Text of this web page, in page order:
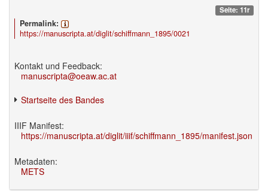
Seite: 11r
Permalink:
https://manuscripta.at/diglit/schiffmann_1895/0021
Kontakt und Feedback:
manuscripta@oeaw.ac.at
Startseite des Bandes
IIIF Manifest:
https://manuscripta.at/diglit/iiif/schiffmann_1895/manifest.json
Metadaten:
METS